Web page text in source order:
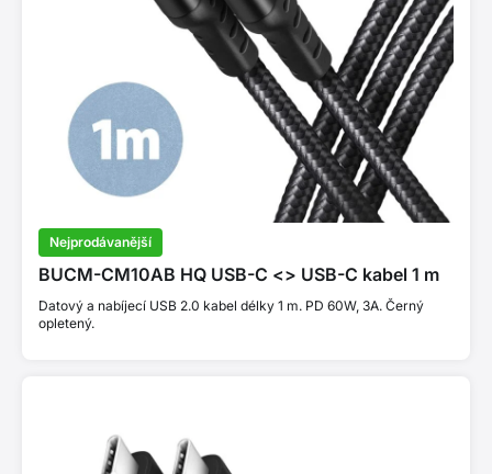
Nejprodávanější
BUCM-CM10AB HQ USB-C <> USB-C kabel 1 m
Datový a nabíjecí USB 2.0 kabel délky 1 m. PD 60W, 3A. Černý
opletený.